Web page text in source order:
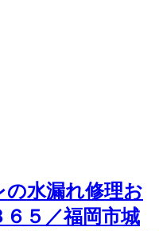
の水漏れ修理お
５／福岡市城